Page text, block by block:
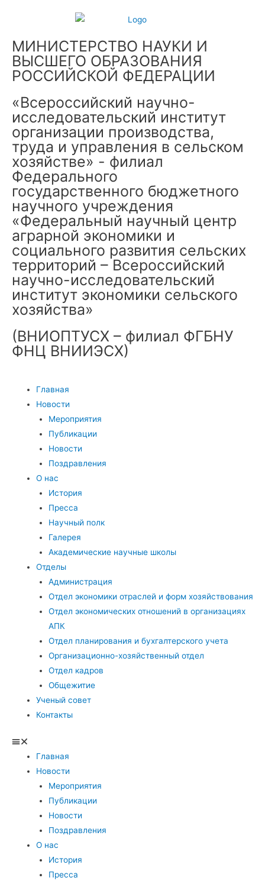
МИНИСТЕРСТВО НАУКИ И
ВЫСШЕГО ОБРАЗОВАНИЯ
РОССИЙСКОЙ ФЕДЕРАЦИИ
«Всероссийский научно-
исследовательский институт
организации производства,
труда и управления в сельском
хозяйстве» - филиал
Федерального
государственного бюджетного
научного учреждения
«Федеральный научный центр
аграрной экономики и
социального развития сельских
территорий – Всероссийский
научно-исследовательский
институт экономики сельского
хозяйства»
(ВНИОПТУСХ – филиал ФГБНУ
ФНЦ ВНИИЭСХ)
Главная
Новости
Мероприятия
Публикации
Новости
Поздравления
О нас
История
Пресса
Научный полк
Галерея
Академические научные школы
Отделы
Администрация
Отдел экономики отраслей и форм хозяйствования
Отдел экономических отношений в организациях
АПК
Отдел планирования и бухгалтерского учета
Организационно-хозяйственный отдел
Отдел кадров
Общежитие
Ученый совет
Контакты
Главная
Новости
Мероприятия
Публикации
Новости
Поздравления
О нас
История
Пресса